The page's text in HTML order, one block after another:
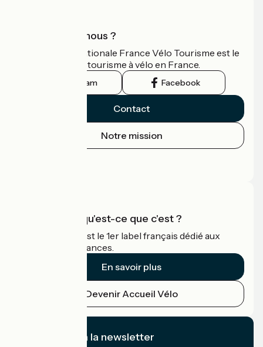
Qui sommes-nous ?
L'association nationale France Vélo Tourisme est le
guide officiel du tourisme à vélo en France.
Instagram Facebook
Contact
Notre mission
Accueil Vélo qu'est-ce que c'est ?
Accueil Vélo c'est le 1er label français dédié aux
cyclistes en vacances.
En savoir plus
Devenir Accueil Vélo
Je m'abonne à la newsletter